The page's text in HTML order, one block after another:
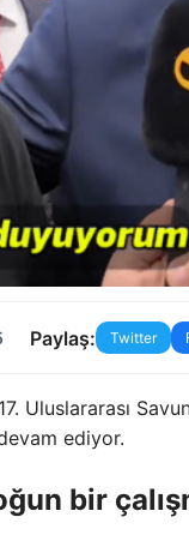
Paylaş: Twitter
ediyor.
bir